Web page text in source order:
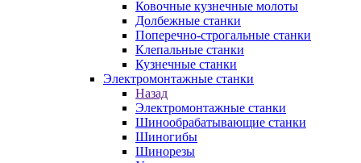
Ковочные кузнечные молоты
Долбежные станки
Поперечно-строгальные станки
Клепальные станки
Кузнечные станки
Электромонтажные станки
Назад
Электромонтажные станки
Шинообрабатывающие станки
Шиногибы
Шинорезы